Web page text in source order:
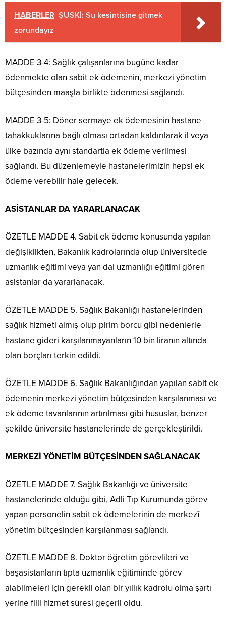
HABERLER ŞUSKİ: Su kesintisine gitmek
zorundayız
MADDE 3-4: Sağlık çalışanlarına bugüne kadar
ödenmekte olan sabit ek ödemenin, merkezi yönetim
bütçesinden maaşla birlikte ödenmesi sağlandı.
MADDE 3-5: Döner sermaye ek ödemesinin hastane
tahakkuklarına bağlı olması ortadan kaldırılarak il veya
ülke bazında aynı standartla ek ödeme verilmesi
sağlandı. Bu düzenlemeyle hastanelerimizin hepsi ek
ödeme verebilir hale gelecek.
ASİSTANLAR DA YARARLANACAK
ÖZETLE MADDE 4. Sabit ek ödeme konusunda yapılan
değişiklikten, Bakanlık kadrolarında olup üniversitede
uzmanlık eğitimi veya yan dal uzmanlığı eğitimi gören
asistanlar da yararlanacak.
ÖZETLE MADDE 5. Sağlık Bakanlığı hastanelerinden
sağlık hizmeti almış olup pirim borcu gibi nedenlerle
hastane gideri karşılanmayanların 10 bin liranın altında
olan borçları terkin edildi.
ÖZETLE MADDE 6. Sağlık Bakanlığından yapılan sabit ek
ödemenin merkezi yönetim bütçesinden karşılanması ve
ek ödeme tavanlarının artırılması gibi hususlar, benzer
şekilde üniversite hastanelerinde de gerçekleştirildi.
MERKEZİ YÖNETİM BÜTÇESİNDEN SAĞLANACAK
ÖZETLE MADDE 7. Sağlık Bakanlığı ve üniversite
hastanelerinde olduğu gibi, Adli Tıp Kurumunda görev
yapan personelin sabit ek ödemelerinin de merkezî
yönetim bütçesinden karşılanması sağlandı.
ÖZETLE MADDE 8. Doktor öğretim görevlileri ve
başasistanların tıpta uzmanlık eğitiminde görev
alabilmeleri için gerekli olan bir yıllık kadrolu olma şartı
yerine fiili hizmet süresi geçerli oldu.